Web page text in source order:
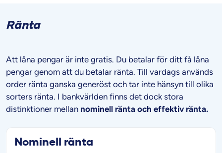
Ränta
Att låna pengar är inte gratis. Du betalar för ditt få låna
pengar genom att du betalar ränta. Till vardags används
order ränta ganska generöst och tar inte hänsyn till olika
sorters ränta. I bankvärlden finns det dock stora
distinktioner mellan nominell ränta och effektiv ränta.
Nominell ränta